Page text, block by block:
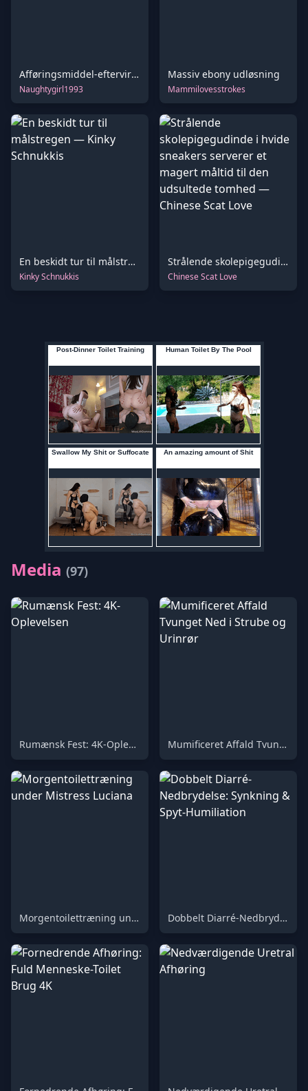
Afføringsmiddel-eftervirkning på en isbutik
Naughtygirl1993
Massiv ebony udløsning
Mammilovesstrokes
En beskidt tur til målstregen
Kinky Schnukkis
Strålende skolepigegudinde i hvide sneakers serverer et magert måltid til den udsultede tomhed
Chinese Scat Love
Media (97)
Rumænsk Fest: 4K-Oplevelsen Mumificeret Affald Tvunget Ned i Strube og Urinrør
Morgentoilettræning under Mistress Luciana Dobbelt Diarré-Nedbrydelse: Synkning & Spyt-Humiliation